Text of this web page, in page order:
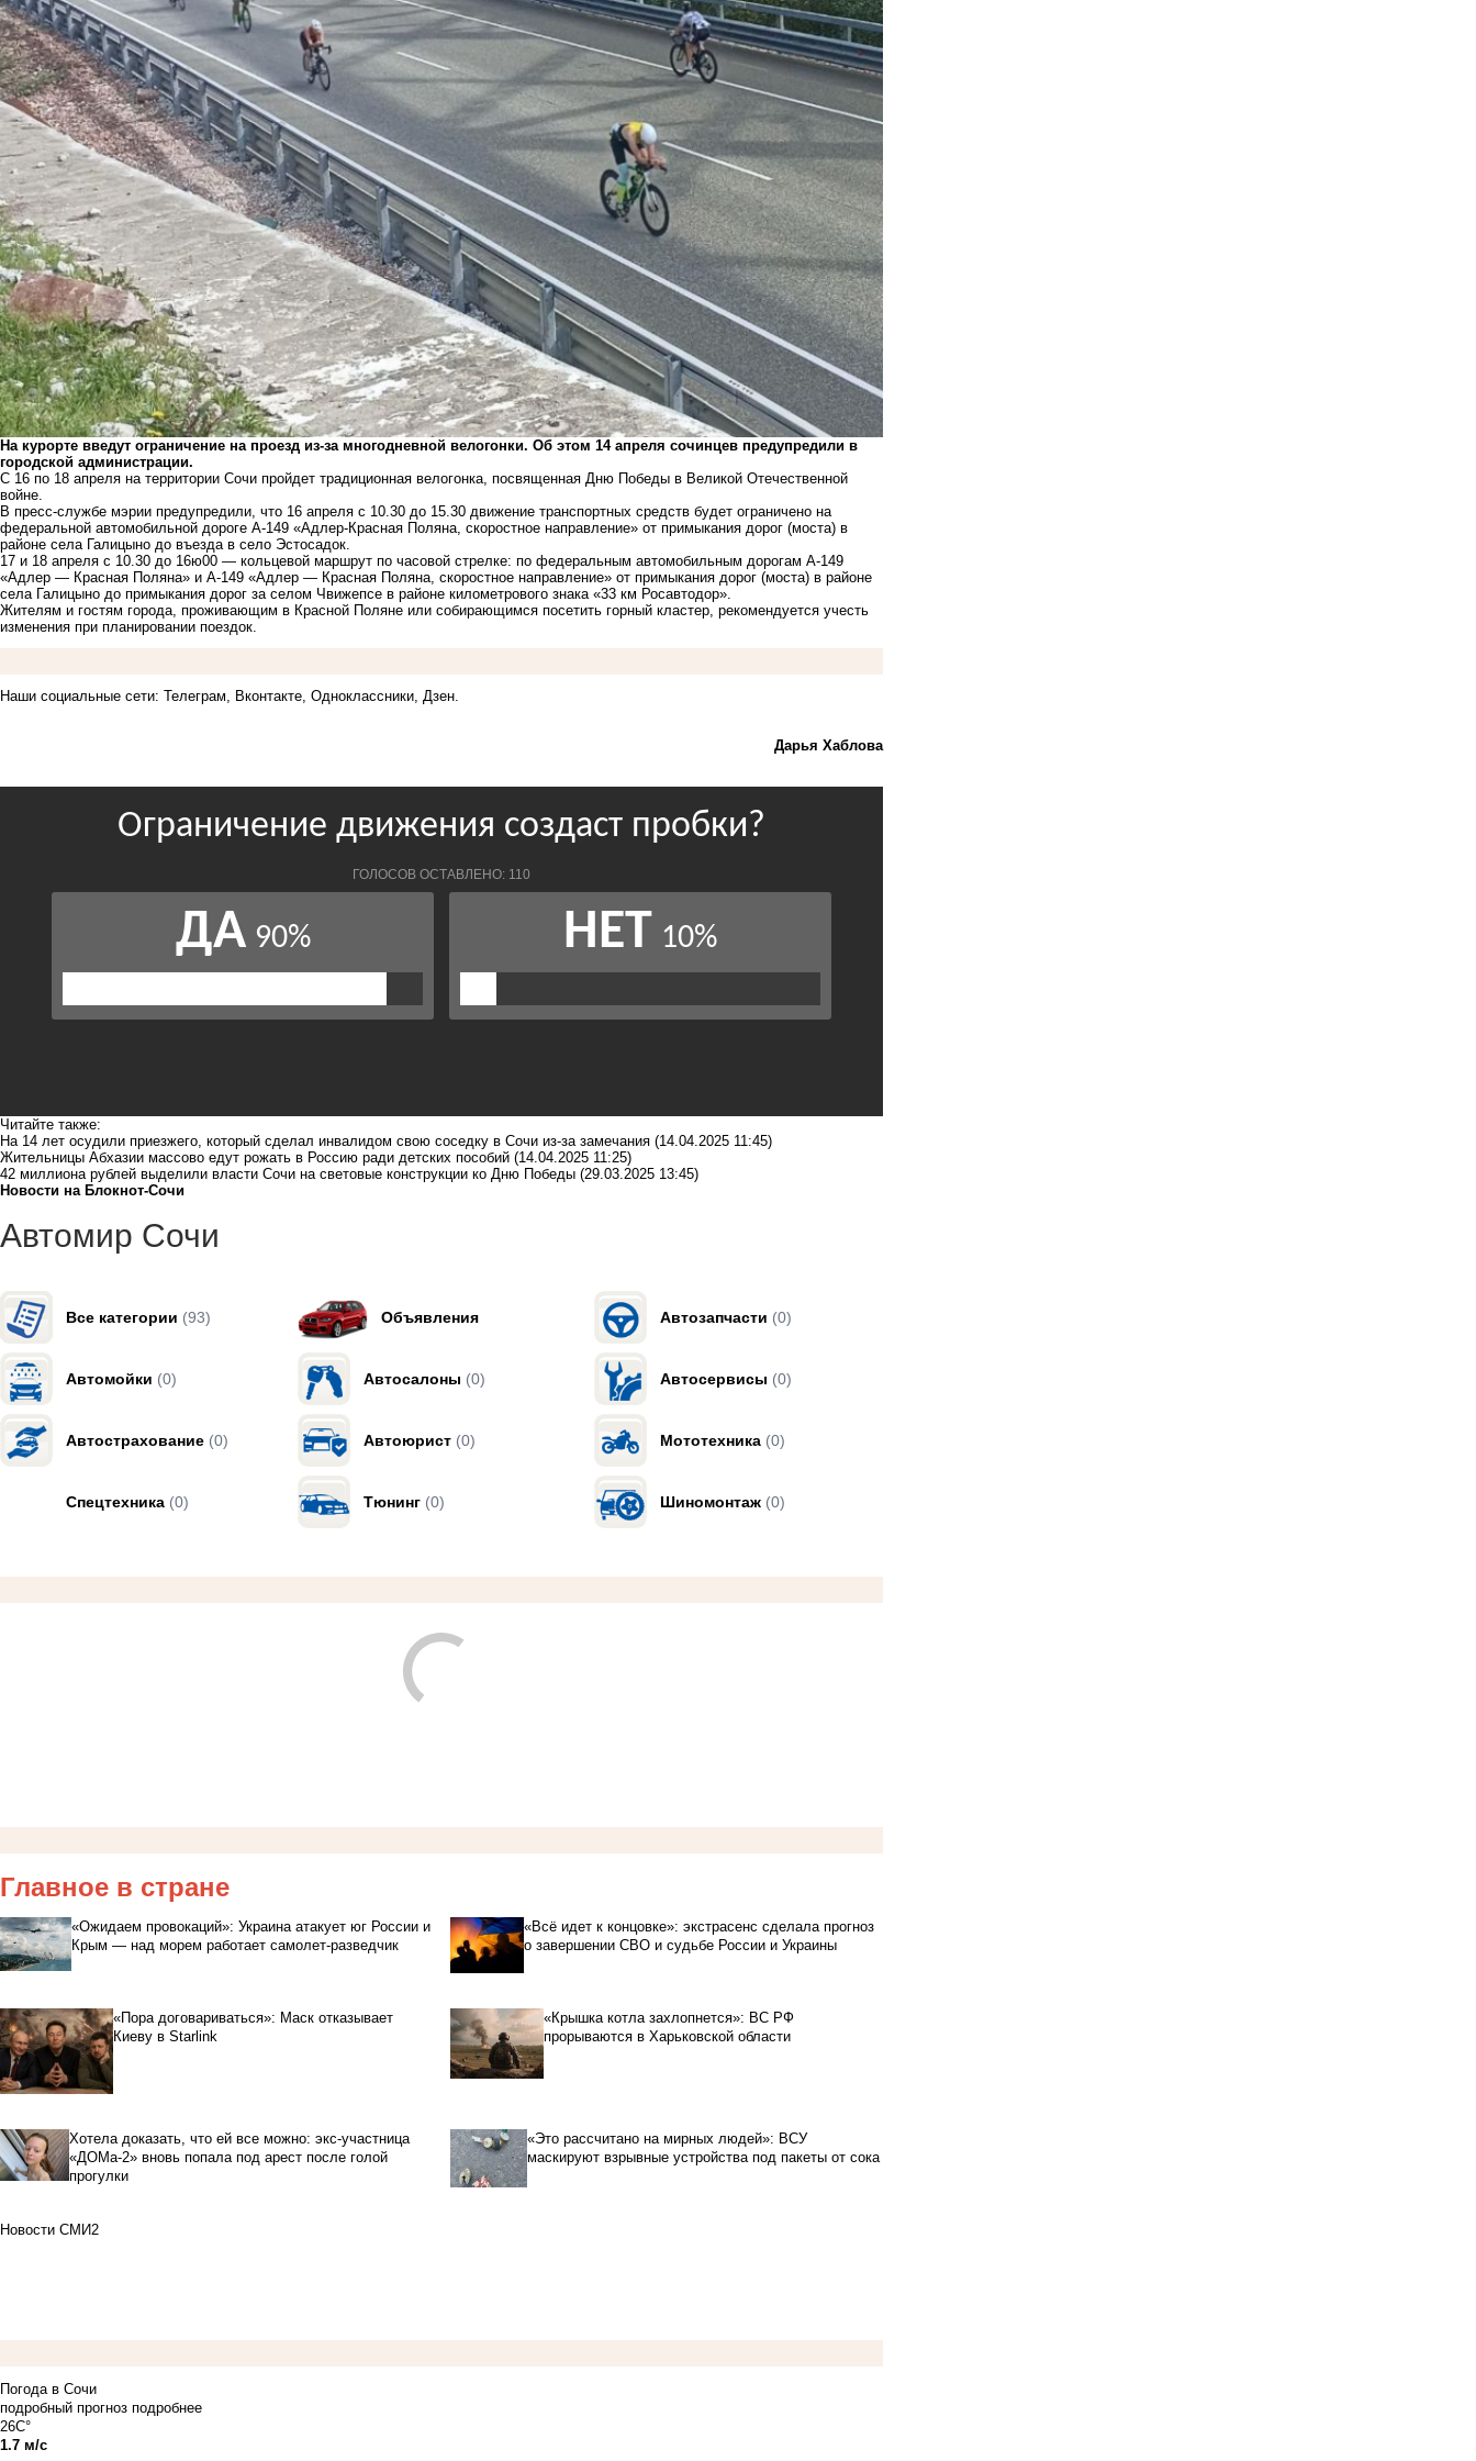
На курорте введут ограничение на проезд из-за многодневной велогонки. Об этом 14 апреля сочинцев предупредили в
городской администрации.
С 16 по 18 апреля на территории Сочи пройдет традиционная велогонка, посвященная Дню Победы в Великой Отечественной
войне.
В пресс-службе мэрии предупредили, что 16 апреля с 10.30 до 15.30 движение транспортных средств будет ограничено на
федеральной автомобильной дороге А-149 «Адлер-Красная Поляна, скоростное направление» от примыкания дорог (моста) в
районе села Галицыно до въезда в село Эстосадок.
17 и 18 апреля с 10.30 до 16ю00 — кольцевой маршрут по часовой стрелке: по федеральным автомобильным дорогам А-149
«Адлер — Красная Поляна» и А-149 «Адлер — Красная Поляна, скоростное направление» от примыкания дорог (моста) в районе
села Галицыно до примыкания дорог за селом Чвижепсе в районе километрового знака «33 км Росавтодор».
Жителям и гостям города, проживающим в Красной Поляне или собирающимся посетить горный кластер, рекомендуется учесть
изменения при планировании поездок.
Наши социальные сети: Телеграм, Вконтакте, Одноклассники, Дзен.
Дарья Хаблова
Читайте также:
На 14 лет осудили приезжего, который сделал инвалидом свою соседку в Сочи из-за замечания (14.04.2025 11:45)
Жительницы Абхазии массово едут рожать в Россию ради детских пособий (14.04.2025 11:25)
42 миллиона рублей выделили власти Сочи на световые конструкции ко Дню Победы (29.03.2025 13:45)
Новости на Блoкнoт-Сочи
Автомир Сочи
Все категории (93) Объявления Автозапчасти (0)
Автомойки (0) Автосалоны (0) Автосервисы (0)
Автострахование (0) Автоюрист (0) Мототехника (0)
Спецтехника (0) Тюнинг (0) Шиномонтаж (0)
Главное в стране
«Ожидаем провокаций»: Украина атакует юг России и
Крым — над морем работает самолет-разведчик
«Всё идет к концовке»: экстрасенс сделала прогноз
о завершении СВО и судьбе России и Украины
«Пора договариваться»: Маск отказывает
Киеву в Starlink
«Крышка котла захлопнется»: ВС РФ
прорываются в Харьковской области
Хотела доказать, что ей все можно: экс-участница
«ДОМа-2» вновь попала под арест после голой
прогулки
«Это рассчитано на мирных людей»: ВСУ
маскируют взрывные устройства под пакеты от сока
Новости СМИ2
Погода в Сочи
подробный прогноз подробнее
26C°
1.7 м/с